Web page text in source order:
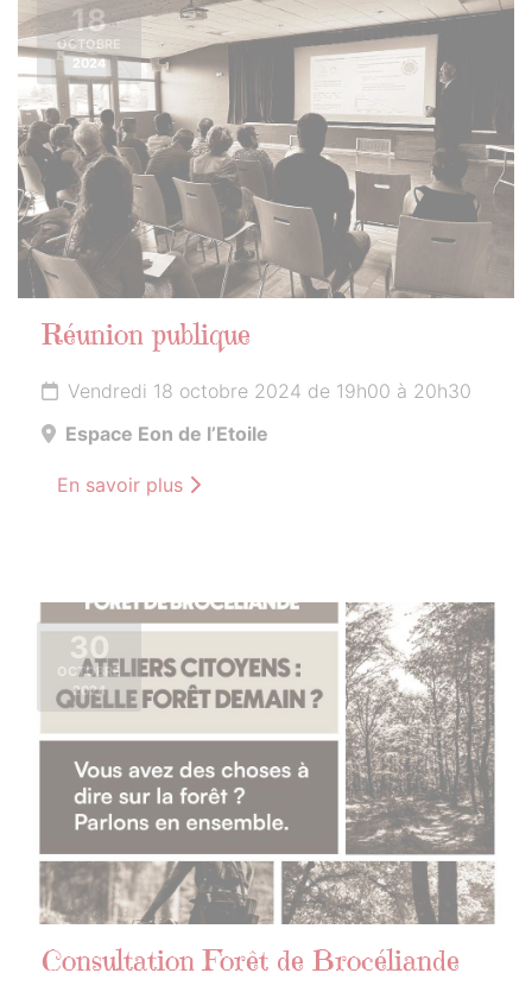
18
OCTOBRE
2024
Réunion publique
Vendredi 18 octobre 2024 de 19h00 à 20h30
Espace Eon de l’Etoile
En savoir plus
30
OCTOBRE
2024
Consultation Forêt de Brocéliande